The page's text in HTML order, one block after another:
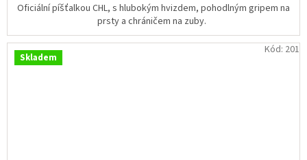
Oficiální píšťalkou CHL, s hlubokým hvizdem, pohodlným gripem na
prsty a chráničem na zuby.
Skladem
Kód: 201